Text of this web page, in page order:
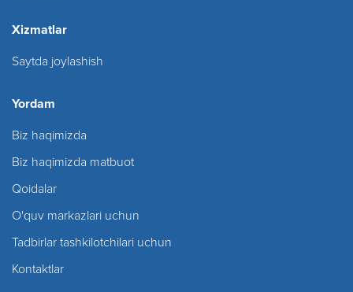
Xizmatlar
Saytda joylashish
Yordam
Biz haqimizda
Biz haqimizda matbuot
Qoidalar
O'quv markazlari uchun
Tadbirlar tashkilotchilari uchun
Kontaktlar